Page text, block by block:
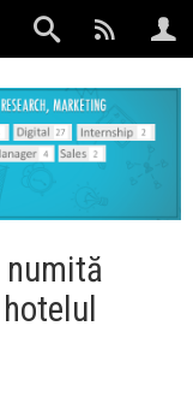
numită